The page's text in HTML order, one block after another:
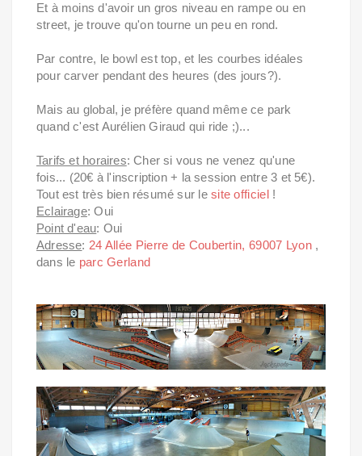
Et à moins d'avoir un gros niveau en rampe ou en
street, je trouve qu'on tourne un peu en rond.
Par contre, le bowl est top, et les courbes idéales
pour carver pendant des heures (des jours?).
Mais au global, je préfère quand même ce park
quand c'est Aurélien Giraud qui ride ;)...
Tarifs et horaires: Cher si vous ne venez qu'une
fois... (20€ à l'inscription + la session entre 3 et 5€).
Tout est très bien résumé sur le site officiel!
Eclairage: Oui
Point d'eau: Oui
Adresse: 24 Allée Pierre de Coubertin, 69007 Lyon ,
dans le parc Gerland